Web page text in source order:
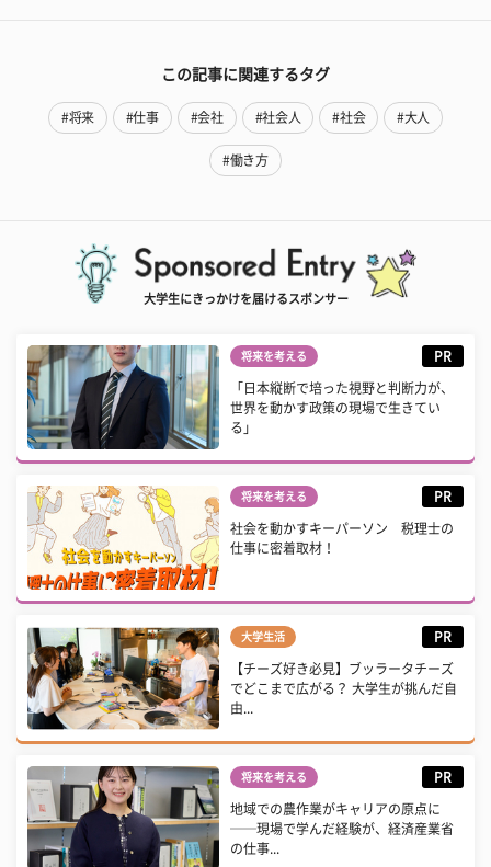
この記事に関連するタグ
#将来 #仕事 #会社 #社会人 #社会 #大人
#働き方
大学生にきっかけを届けるスポンサー
将来を考える PR
「日本縦断で培った視野と判断力が、
世界を動かす政策の現場で生きてい
る」
将来を考える PR
社会を動かすキーパーソン 税理士の
仕事に密着取材！
大学生活 PR
【チーズ好き必見】ブッラータチーズ
でどこまで広がる？ 大学生が挑んだ自
由...
将来を考える PR
地域での農作業がキャリアの原点に
──現場で学んだ経験が、経済産業省
の仕事...